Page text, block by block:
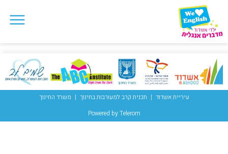
עיריית אשדוד תכנית קרב למעורבות בחינוך
משרד החינוך
Powered by Telerom